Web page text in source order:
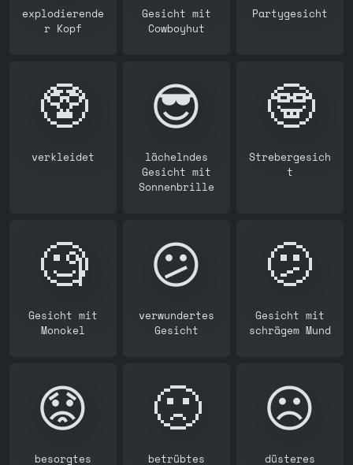
explodierende
r Kopf
Gesicht mit
Cowboyhut
Partygesicht
🥸
verkleidet
😎
lächelndes
Gesicht mit
Sonnenbrille
🤓
Strebergesich
t
🧐
Gesicht mit
Monokel
😕
verwundertes
Gesicht
🫤
Gesicht mit
schrägem Mund
😟
besorgtes
🙁
betrübtes
☹️
düsteres